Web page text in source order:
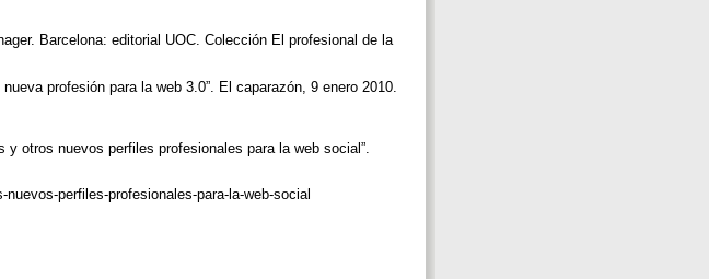
Barcelona: editorial UOC. Colección El profesional de la
profesión para la web 3.0”. El caparazón, 9 enero 2010.
otros nuevos perfiles profesionales para la web social”.
perfiles-profesionales-para-la-web-social